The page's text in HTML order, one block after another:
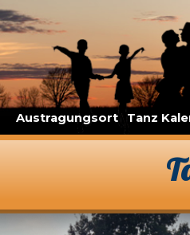
Austragungsort ▼
Tanz